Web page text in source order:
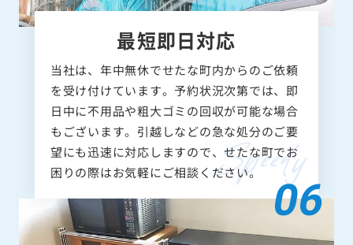
最短即日対応
当社は、年中無休でせたな町内からのご依頼
を受け付けています。予約状況次第では、即
日中に不用品や粗大ゴミの回収が可能な場合
もございます。引越しなどの急な処分のご要
望にも迅速に対応しますので、せたな町でお
困りの際はお気軽にご相談ください。